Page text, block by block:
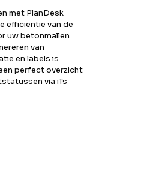
met PlanDesk
efficiëntie van de
uw betonmallen
van
en labels is
perfect overzicht
via iTs